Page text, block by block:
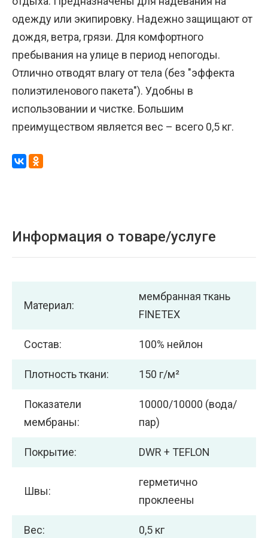
одежду или экипировку. Надежно защищают от
дождя, ветра, грязи. Для комфортного
пребывания на улице в период непогоды.
Отлично отводят влагу от тела (без "эффекта
полиэтиленового пакета"). Удобны в
использовании и чистке. Большим
преимуществом является вес – всего 0,5 кг.
Информация о товаре/услуге
Материал:
мембранная ткань
FINETEX
Состав: 100% нейлон
Плотность ткани: 150 г/м²
Показатели
мембраны:
10000/10000 (вода/
пар)
Покрытие: DWR + TEFLON
Швы:
герметично
проклеены
Вес: 0,5 кг